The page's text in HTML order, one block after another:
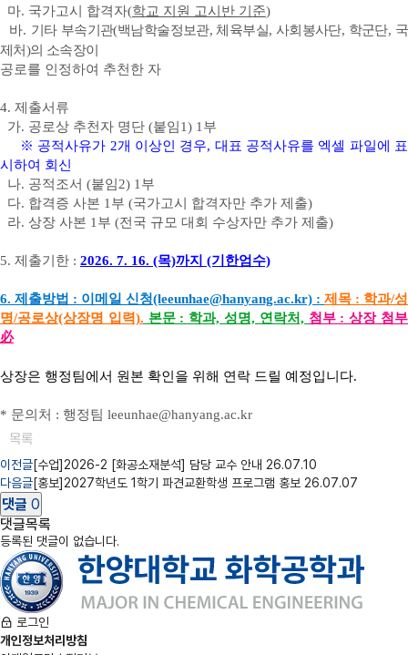
마. 국가고시 합격자(학교 지원 고시반 기준)
바. 기타 부속기관(백남학술정보관, 체육부실, 사회봉사단, 학군단, 국
제처)의 소속장이
공로를 인정하여 추천한 자
4. 제출서류
가. 공로상 추천자 명단 (붙임1) 1부
※ 공적사유가 2개 이상인 경우, 대표 공적사유를 엑셀 파일에 표
시하여 회신
나. 공적조서 (붙임2) 1부
다. 합격증 사본 1부 (국가고시 합격자만 추가 제출)
라. 상장 사본 1부 (전국 규모 대회 수상자만 추가 제출)
5. 제출기한 : 2026. 7. 16. (목)까지 (기한엄수)
6. 제출방법 : 이메일 신청(leeunhae@hanyang.ac.kr) : 제목 : 학과/성
명/공로상(상장명 입력). 본문 : 학과, 성명, 연락처, 첨부 : 상장 첨부
必
상장은 행정팀에서 원본 확인을 위해 연락 드릴 예정입니다.
* 문의처 : 행정팀 leeunhae@hanyang.ac.kr
목록
이전글[수업]2026-2 [화공소재분석] 담당 교수 안내 26.07.10
다음글[홍보]2027학년도 1학기 파견교환학생 프로그램 홍보 26.07.07
댓글 0
댓글목록
등록된 댓글이 없습니다.
로그인
개인정보처리방침